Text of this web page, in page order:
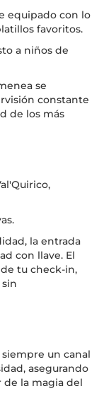
equipado con lo
favoritos.
a niños de
se
constante
de los más
la entrada
con llave. El
tu check-in,
un canal
asegurando
de la magia del